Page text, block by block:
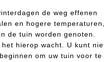
de weg effenen
en hogere temperaturen,
de tuin worden genoten.
het hierop wacht. U kunt
om uw tuin voor te